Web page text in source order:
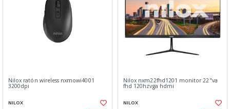
Nilox ratón wireless nxmowi4001
3200dpi
NILOX
Nilox nxm22fhd1201 monitor 22"va
fhd 120hzvga hdmi
NILOX